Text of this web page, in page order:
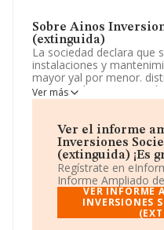
Sobre Ainos
(extinguida)
La sociedad declara que
instalaciones y
mayor yal por menor.
importación y
4. actividades
corresponde a
compañía no tiene
La sociedad española
Limitada. (extinguida)
domicilio fiscal en Calle
(41018), Sevilla,
Ver más
Ver el informe
Inversiones
(extinguida) ¡Es
Regístrate en
Informe Ampliado
VER INFORME
INVERSIONES